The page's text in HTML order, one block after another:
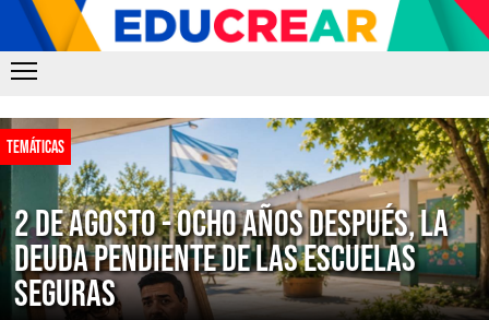
TEMÁTICAS
2 de agosto - Ocho años después, la
deuda pendiente de las escuelas
seguras